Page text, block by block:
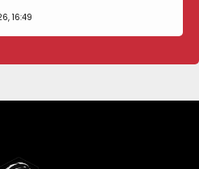
16:49